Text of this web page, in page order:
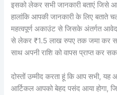
इसको लेकर सभी जानकारी बताएं जिसे
हालांकि आपकी जानकारी के लिए बताते
महत्वपूर्ण अकाउंट से जिसके अंतर्गत
से लेकर ₹1.5 लाख रुपए तक जमा कर
साथ अपनी राशि को वापस प्राप्त कर
दोस्तों उम्मीद करता हूं कि आप सभी,
आर्टिकल आपको बेहद पसंद आया होगा,